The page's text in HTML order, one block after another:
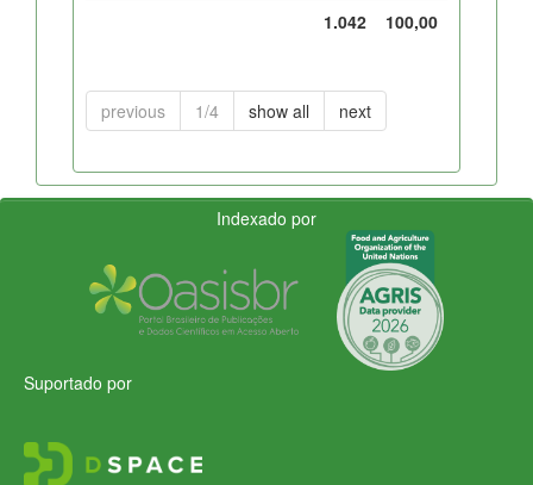
1.042
100,00
previous 1/4 show all next
Indexado por
Suportado por